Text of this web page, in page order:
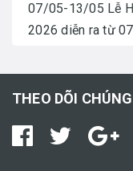
07/05-13/05 Lễ
2026 diễn ra từ
THEO DÕI